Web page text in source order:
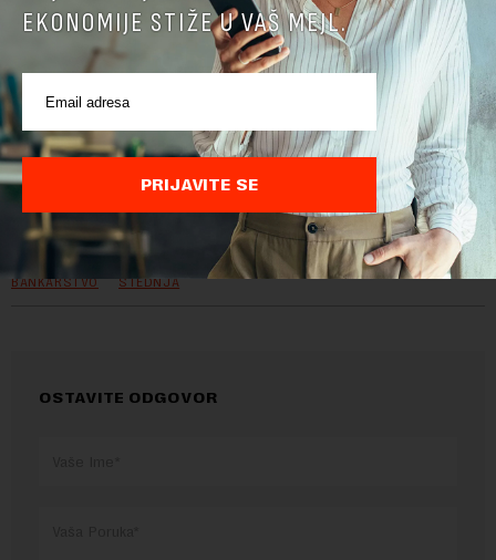
Preuzimanje delova teksta je dozvoljeno, ali uz obavezno navođenje
izvora i uz postavljanje linka ka izvornom tekstu na novaekonomija.rs
TEMA:
BANKARSTVO ŠTEDNJA
OSTAVITE ODGOVOR
EKONOMIJE STIŽE U VAŠ MEJL.
PRIJAVITE SE